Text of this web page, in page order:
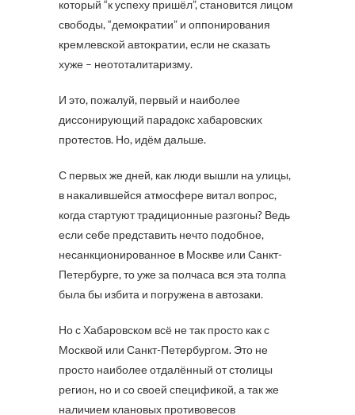
который “к успеху пришёл”, становится лицом
свободы, “демократии” и оппонирования
кремлевской автократии, если не сказать
хуже – неототалитаризму.
И это, пожалуй, первый и наиболее
диссонирующий парадокс хабаровских
протестов. Но, идём дальше.
С первых же дней, как люди вышли на улицы,
в накалившейся атмосфере витал вопрос,
когда стартуют традиционные разгоны? Ведь
если себе представить нечто подобное,
несанкционированное в Москве или Санкт-
Петербурге, то уже за полчаса вся эта толпа
была бы избита и погружена в автозаки.
Но с Хабаровском всё не так просто как с
Москвой или Санкт-Петербургом. Это не
просто наиболее отдалённый от столицы
регион, но и со своей спецификой, а так же
наличием клановых противовесов